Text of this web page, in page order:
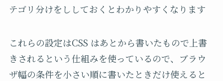
テゴリ分けをししておくとわかりやすくなります
これらの設定はCSS はあとから書いたもので上書
きされるという仕組みを使っているので、ブラウ
ザ幅の条件を小さい順に書いたときだけ使えると